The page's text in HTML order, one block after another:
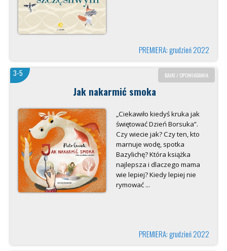
PREMIERA: grudzień 2022
3-5 BAJKI / OPOWIADANIA
Jak nakarmić smoka
„Ciekawiło kiedyś kruka jak
świętować Dzień Borsuka”.
Czy wiecie jak? Czy ten, kto
marnuje wodę, spotka
Bazylichę? Która książka
najlepsza i dlaczego mama
wie lepiej? Kiedy lepiej nie
rymować ...
PREMIERA: grudzień 2022